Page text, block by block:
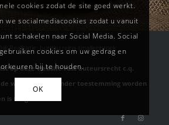
Realisatie: bureau reina smallenbroek
op deze website rust auteursrecht c.q.
website mag zonder toestemming worden
is toegestaan.
cookies zodat de site goed werkt.
we socialmediacookies zodat u vanuit
schakelen naar Social Media. Social
cookies om uw gedrag en
bij te houden.
OK